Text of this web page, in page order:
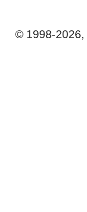
© 1998-2026,